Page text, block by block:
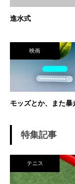
進水式
映画
モッズとか、また暴
特集記事
テニス